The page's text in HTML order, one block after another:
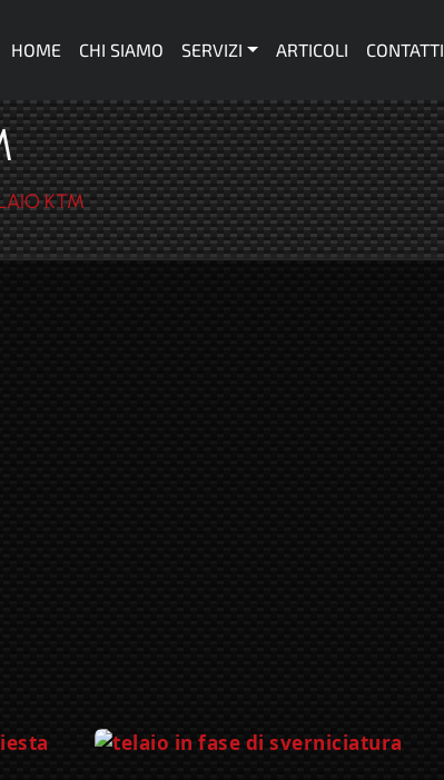
Navigazione principale
HOME CHI SIAMO SERVIZI ARTICOLI CONTATTI
KTM